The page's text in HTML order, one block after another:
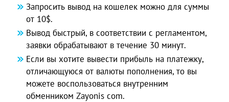
Запросить вывод на кошелек можно для суммы
от 10$.
Вывод быстрый, в соответствии с регламентом,
заявки обрабатывают в течение 30 минут.
Если вы хотите вывести прибыль на платежку,
отличающуюся от валюты пополнения, то вы
можете воспользоваться внутренним
обменником Zayonis com.